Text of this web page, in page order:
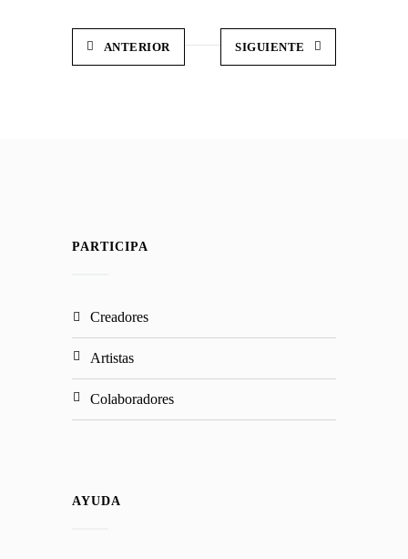
ANTERIOR SIGUIENTE
PARTICIPA
creadores
artistas
colaboradores
AYUDA